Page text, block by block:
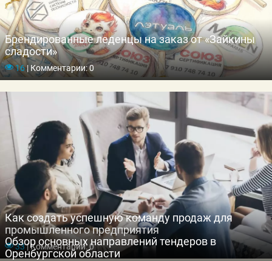
Брендированные леденцы на заказ от «Зайкины
сладости»
16|Комментарии: 0
Как создать успешную команду продаж для
промышленного предприятия
33|Комментарии: 0
Обзор основных направлений тендеров в
Оренбургской области